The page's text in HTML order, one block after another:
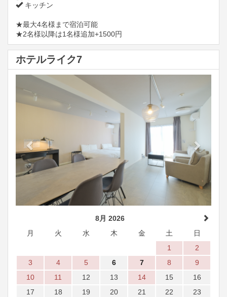
キッチン
★最大4名様まで宿泊可能
★2名様以降は1名様追加+1500円
ホテルライク7
Previous
8月 2026
月
火 水 木 金 土
日
1
2
3
4 5 6 7 8
9
10
11 12 13 14 15
16
17
18 19 20 21 22
23